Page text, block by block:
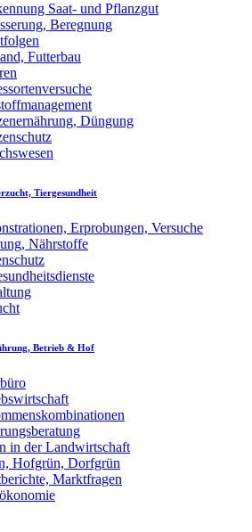
Saat- und Pflanzgut
Beregnung
Futterbau
Düngung
Tiergesundheit
Erprobungen, Versuche
Nährstoffe
Betrieb & Hof
in der Landwirtschaft
Hofgrün, Dorfgrün
Marktfragen